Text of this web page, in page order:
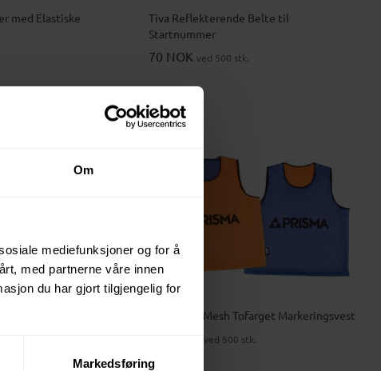
Om
mediefunksjoner og for å
med partnerne våre innen
du har gjort tilgjengelig for
Markedsføring
med Elastiske
Tiva Reflekterende Belte til
Startnummer
70 NOK ved 500 stk.
Kyra RPET Mesh Tofarget Markeringsvest
ved 500 stk.